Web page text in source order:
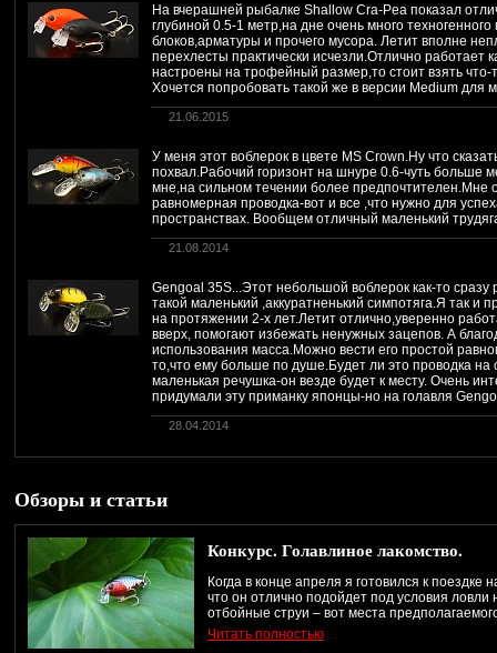
На вчерашней рыбалке Shallow Cra-Pea показал
глубиной 0.5-1 метр,на дне очень много
блоков,арматуры и прочего мусора. Летит вполне
перехлесты практически исчезли.Отлично работает
настроены на трофейный размер,то стоит взять
Хочется попробовать такой же в версии Medium
21.06.2015
У меня этот воблерок в цвете MS Crown.Ну что
похвал.Рабочий горизонт на шнуре 0.6-чуть больше
мне,на сильном течении более предпочтителен.Мне
равномерная проводка-вот и все ,что нужно для
пространствах. Вообщем отличный маленький
21.08.2014
Gengoal 35S...Этот небольшой воблерок как-то
такой маленький ,аккуратненький симпотяга.Я так и
на протяжении 2-х лет.Летит отлично,уверенно
вверх, помогают избежать ненужных зацепов. А
использования масса.Можно вести его простой
то,что ему больше по душе.Будет ли это проводка
маленькая речушка-он везде будет к месту. Очень
придумали эту приманку японцы-но на голавля
28.04.2014
Обзоры и статьи
Конкурс. Голавлиное лакомство.
Когда в конце апреля я готовился к
что он отлично подойдет под условия
отбойные струи – вот места
Читать полностью